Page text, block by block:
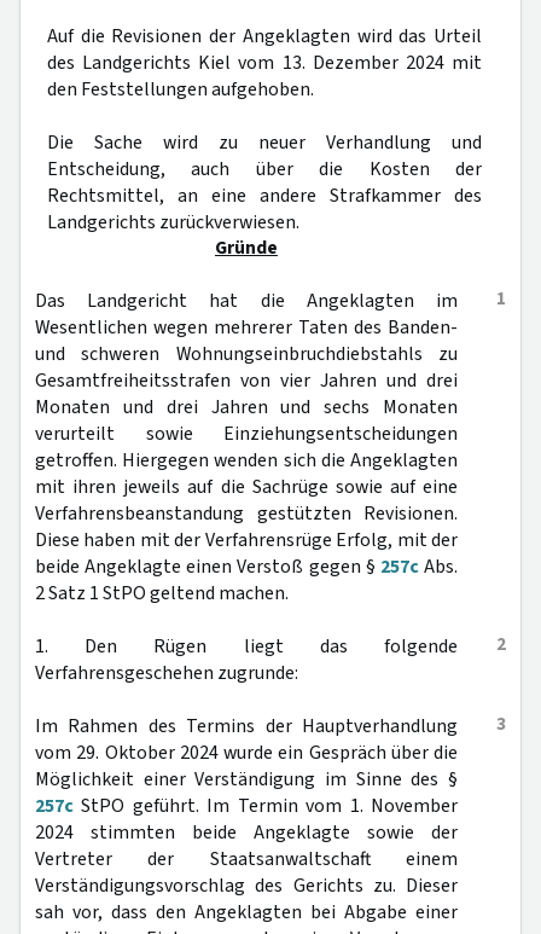
Auf die Revisionen der Angeklagten wird das Urteil
des Landgerichts Kiel vom 13. Dezember 2024 mit
den Feststellungen aufgehoben.
Die Sache wird zu neuer Verhandlung und
Entscheidung, auch über die Kosten der
Rechtsmittel, an eine andere Strafkammer des
Landgerichts zurückverwiesen.
Gründe
1
Das Landgericht hat die Angeklagten im
Wesentlichen wegen mehrerer Taten des Banden-
und schweren Wohnungseinbruchdiebstahls zu
Gesamtfreiheitsstrafen von vier Jahren und drei
Monaten und drei Jahren und sechs Monaten
verurteilt sowie Einziehungsentscheidungen
getroffen. Hiergegen wenden sich die Angeklagten
mit ihren jeweils auf die Sachrüge sowie auf eine
Verfahrensbeanstandung gestützten Revisionen.
Diese haben mit der Verfahrensrüge Erfolg, mit der
beide Angeklagte einen Verstoß gegen § 257cAbs.
2 Satz 1 StPO geltend machen.
2
1. Den Rügen liegt das folgende
Verfahrensgeschehen zugrunde:
3
Im Rahmen des Termins der Hauptverhandlung
vom 29. Oktober 2024 wurde ein Gespräch über die
Möglichkeit einer Verständigung im Sinne des §
257c StPO geführt. Im Termin vom 1. November
2024 stimmten beide Angeklagte sowie der
Vertreter der Staatsanwaltschaft einem
Verständigungsvorschlag des Gerichts zu. Dieser
sah vor, dass den Angeklagten bei Abgabe einer